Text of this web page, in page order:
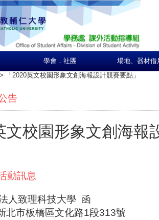
學會．社團 場地、器材借
> 「2020英文校園形象文創海報設計競賽要點」
告
文校園形象文創海報
動訊息
人致理科技大學 函
北市板橋區文化路1段313號